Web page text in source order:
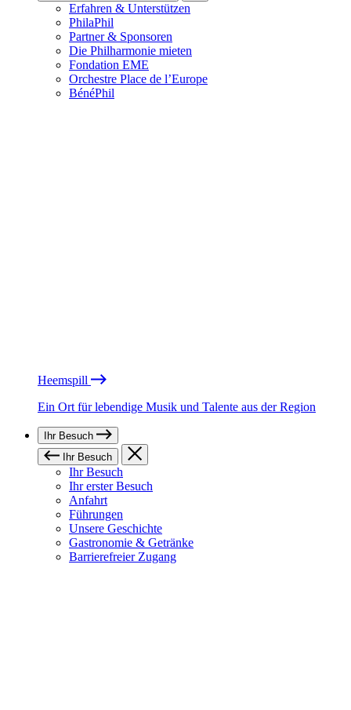
Erfahren & Unterstützen
PhilaPhil
Partner & Sponsoren
Die Philharmonie mieten
Fondation EME
Orchestre Place de l’Europe
BénéPhil
Heemspill
Ein Ort für lebendige Musik und Talente aus der Region
Ihr Besuch
Ihr Besuch
Ihr Besuch
Ihr erster Besuch
Anfahrt
Führungen
Unsere Geschichte
Gastronomie & Getränke
Barrierefreier Zugang